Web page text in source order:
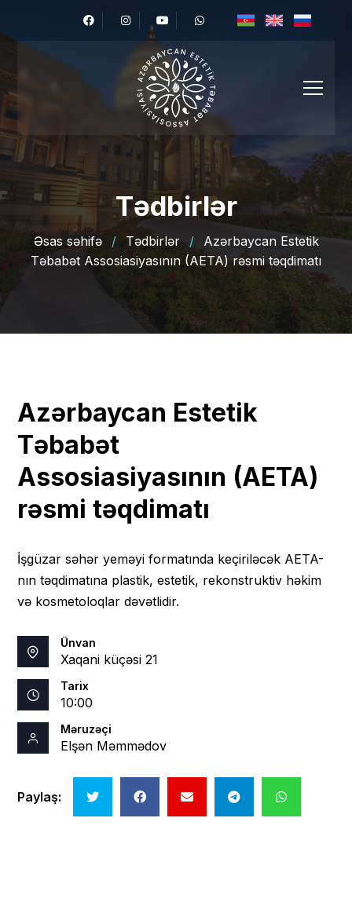
Tədbirlər
Əsas səhifə / Tədbirlər /
Azərbaycan Estetik
Təbabət Assosiasiyasının (AETA) rəsmi təqdimatı
Azərbaycan Estetik
Təbabət
Assosiasiyasının (AETA)
rəsmi təqdimatı
İşgüzar səhər yeməyi formatında keçiriləcək AETA-
nın təqdimatına plastik, estetik, rekonstruktiv həkim
və kosmetoloqlar dəvətlidir.
Ünvan
Xaqani küçəsi 21
Tarix
10:00
Məruzəçi
Elşən Məmmədov
Paylaş: